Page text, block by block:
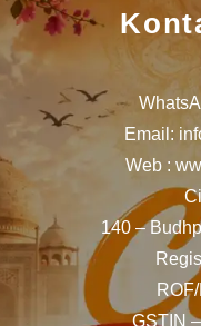
Email:
Web :
140 –
GSTIN